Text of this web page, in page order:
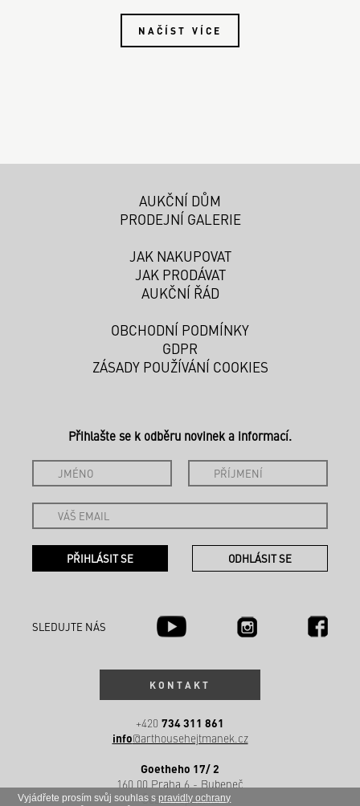
Vyjádřete prosím svůj souhlas spravidly ochrany
NAČÍST VÍCE
AUKČNÍ DŮM
PRODEJNÍ GALERIE
JAK NAKUPOVAT
JAK PRODÁVAT
AUKČNÍ ŘÁD
OBCHODNÍ PODMÍNKY
GDPR
ZÁSADY POUŽÍVÁNÍ COOKIES
Přihlašte se k odběru novinek a informací.
SLEDUJTE NÁS
KONTAKT
+420 734 311 861
info@arthousehejtmanek.cz
Goetheho 17/ 2
160 00 Praha 6 - Bubeneč
Česká republika